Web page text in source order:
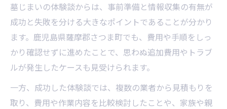
墓じまいの体験談からは、事前準備と情報収集の有無が
成功と失敗を分ける大きなポイントであることが分かり
ます。鹿児島県薩摩郡さつま町でも、費用や手順をしっ
かり確認せずに進めたことで、思わぬ追加費用やトラブ
ルが発生したケースも見受けられます。
一方、成功した体験談では、複数の業者から見積もりを
取り、費用や作業内容を比較検討したことや、家族や親